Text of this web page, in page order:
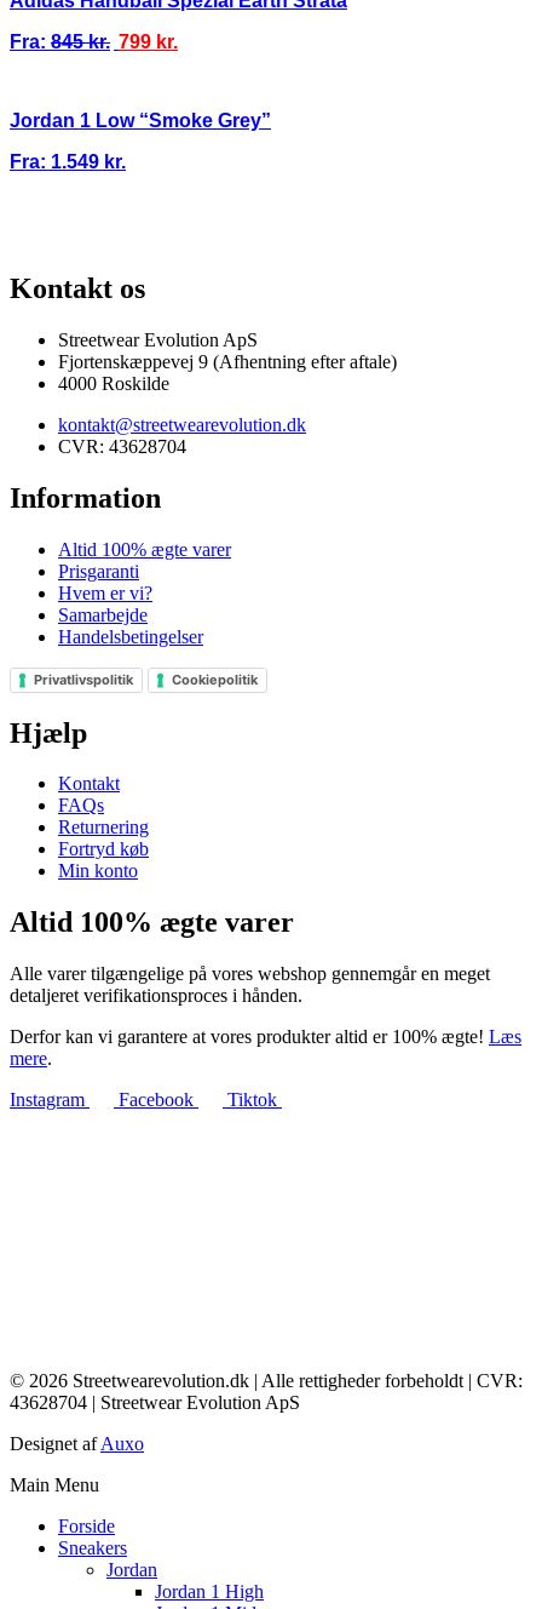
Fra: 845kr. 799 kr.
Jordan 1 Low “Smoke Grey”
Fra: 1.549 kr.
Kontakt os
Streetwear Evolution ApS
Fjortenskæppevej 9 (Afhentning efter aftale)
4000 Roskilde
kontakt@streetwearevolution.dk
CVR: 43628704
Information
Altid 100% ægte varer
Prisgaranti
Hvem er vi?
Samarbejde
Handelsbetingelser
Privatlivspolitik Cookiepolitik
Hjælp
Kontakt
FAQs
Returnering
Fortryd køb
Min konto
Altid 100% ægte varer
Alle varer tilgængelige på vores webshop gennemgår en meget
detaljeret verifikationsproces i hånden.
Derfor kan vi garantere at vores produkter altid er 100% ægte! Læs
mere.
Instagram
Facebook Tiktok
© 2026 Streetwearevolution.dk | Alle rettigheder forbeholdt | CVR:
43628704 | Streetwear Evolution ApS
Designet afAuxo
Main Menu
Forside
Sneakers
Jordan
Jordan 1 High